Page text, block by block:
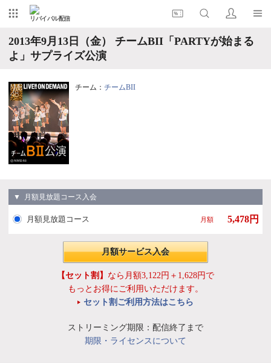
リバイバル配信
2013年9月13日（金） チームBII「PARTYが始まる
よ」サプライズ公演
チーム： チームBII
▼ 月額見放題コース入会
月額見放題コース 月額 5,478円
月額サービス入会
【セット割】 なら月額3,122円＋1,628円で
もっとお得にご利用いただけます。
セット割ご利用方法はこちら
ストリーミング期限：配信終了まで
期限・ライセンスについて